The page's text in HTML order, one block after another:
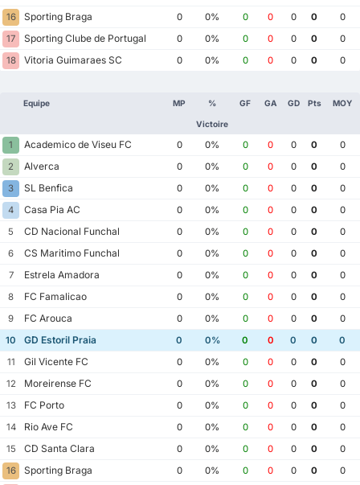
16
Sporting Braga 0 0% 0 0 0 0
0
17
Sporting Clube de Portugal 0 0% 0 0 0 0
0
18
Vitoria Guimaraes SC 0 0% 0 0 0 0 0
Equipe MP %
Victoire
GF GA GD Pts MOY
1 Academico de Viseu FC 0 0% 0 0 0 0
0
2
Alverca 0 0% 0 0 0 0
0
3
SL Benfica 0 0% 0 0 0 0
0
4
Casa Pia AC 0 0% 0 0 0 0
0
5
CD Nacional Funchal 0 0% 0 0 0 0
0
6
CS Maritimo Funchal 0 0% 0 0 0 0
0
7
Estrela Amadora 0 0% 0 0 0 0
0
8
FC Famalicao 0 0% 0 0 0 0
0
9
FC Arouca 0 0% 0 0 0 0
0
10
GD Estoril Praia 0 0% 0 0 0 0
0
11
Gil Vicente FC 0 0% 0 0 0 0
0
12
Moreirense FC 0 0% 0 0 0 0
0
13
FC Porto 0 0% 0 0 0 0
0
14
Rio Ave FC 0 0% 0 0 0 0
0
15
CD Santa Clara 0 0% 0 0 0 0
0
16
Sporting Braga 0 0% 0 0 0 0
0